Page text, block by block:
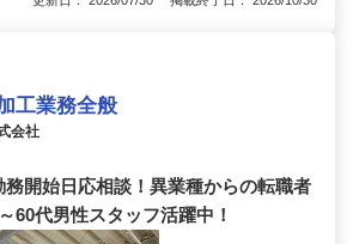
工業務全般
会社
務開始日応相談！異業種からの転職者
60代男性スタッフ活躍中！